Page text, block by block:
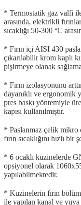
* Termostatik gaz valfi ile
arasında, elektrikli
sıcaklığı 50-300 °C
* Fırın içi AISI 430
çıkarılabilir krom kaplı
pişirmeye olanak
* Fırın izolasyonunu
dayanıklı ve ergonomik
pres baskı yöntemiyle
kapısı kullanılmıştır.
* Paslanmaz çelik mikro
fırın sıcaklığını hızlı bir
* 6 ocaklı kuzinelerde
opsiyonel olarak
yapılabilmektedir.
* Kuzinelerin fırın
ile yapılan kanal ve yuva